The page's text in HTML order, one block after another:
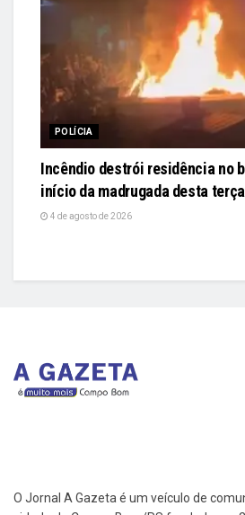
POLÍCIA
Incêndio destrói residência no
início da madrugada desta
4 de agosto de 2026
O Jornal A Gazeta é um veículo de